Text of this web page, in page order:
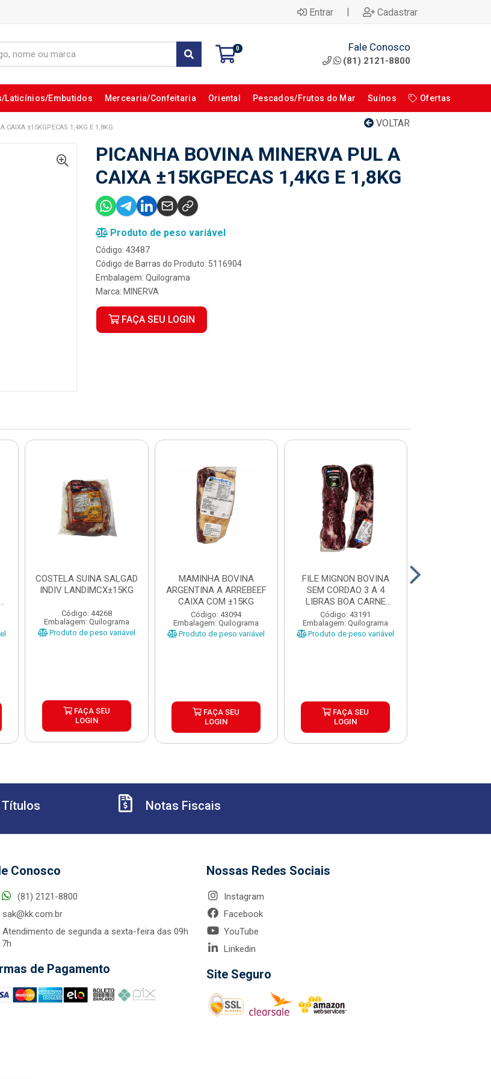
Entrar | Cadastrar
0 Fale Conosco
(81) 2121-8800
Laticínios/Embutidos Mercearia/Confeitaria Oriental Pescados/Frutos do Mar Suínos Ofertas
VOLTAR
CAIXA ±15KGPECAS 1,4KG E 1,8KG
PICANHA BOVINA MINERVA PUL A
CAIXA ±15KGPECAS 1,4KG E 1,8KG
Produto de peso variável
Código: 43487
Código de Barras do Produto: 5116904
Embalagem: Quilograma
Marca: MINERVA
FAÇA SEU LOGIN
COSTELA SUINA SALGAD
INDIV LANDIMCX±15KG
Código: 44268
Embalagem: Quilograma
Produto de peso variável
FAÇA SEU
LOGIN
MAMINHA BOVINA
ARGENTINA A ARREBEEF
CAIXA COM ±15KG
Código: 43094
Embalagem: Quilograma
Produto de peso variável
FAÇA SEU
LOGIN
FILE MIGNON BOVINA
SEM CORDAO 3 A 4
LIBRAS BOA CARNE
CAIXA C...
Código: 43191
Embalagem: Quilograma
Produto de peso variável
FAÇA SEU
LOGIN
Títulos Notas Fiscais
Conosco
(81) 2121-8800
sak@kk.com.br
Atendimento de segunda a sexta-feira das 09h
de Pagamento
Nossas Redes Sociais
Instagram
Facebook
YouTube
Linkedin
Site Seguro